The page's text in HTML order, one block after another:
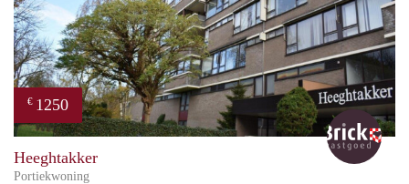
€ 1250
Brick
Heeghtakker
Portiekwoning